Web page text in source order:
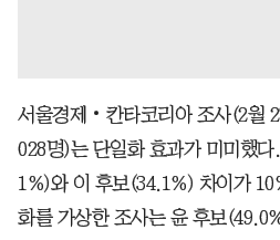
서울경제‧칸타코리아 조사(2월
028명)는 단일화 효과가 미미했
1%)와 이 후보(34.1%) 차이가
화를 가상한 조사는 윤 후보